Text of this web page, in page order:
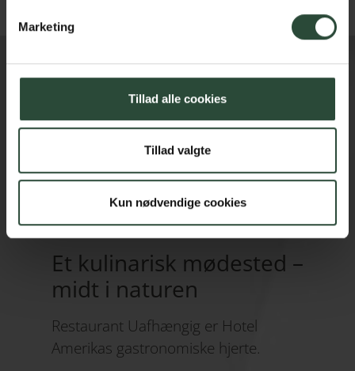
Marketing
Tillad alle cookies
Tillad valgte
Kun nødvendige cookies
Et kulinarisk mødested –
midt i naturen
Restaurant Uafhængig er Hotel
Amerikas gastronomiske hjerte.